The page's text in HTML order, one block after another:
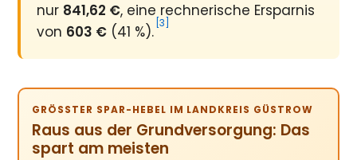
nur 841,62 €, eine rechnerische Ersparnis
von 603 € (41 %). [3]
GRÖSSTER SPAR-HEBEL IM LANDKREIS GÜSTROW
Raus aus der Grundversorgung: Das
spart am meisten